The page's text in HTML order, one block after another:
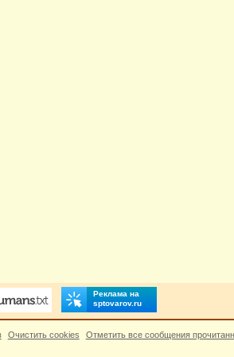
Реклама на
sptovarov.ru
Очистить cookies Отметить все сообщения